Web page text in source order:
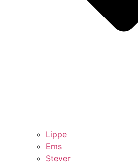
Lippe
Ems
Stever